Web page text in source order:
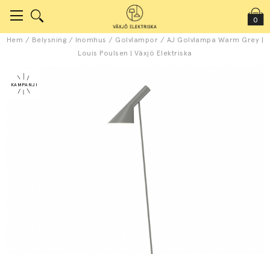
0
Hem / Belysning / Inomhus / Golvlampor / AJ Golvlampa Warm Grey |
Louis Poulsen | Växjö Elektriska